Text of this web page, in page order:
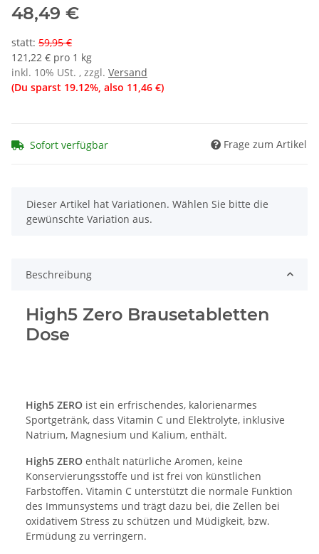
48,49 €
statt: 59,95 €
121,22 € pro 1 kg
inkl. 10% USt. , zzgl. Versand
(Du sparst 19.12%, also 11,46 €)
Sofort verfügbar Frage zum Artikel
x
Dieser Artikel hat Variationen. Wählen Sie bitte die
gewünschte Variation aus.
Beschreibung
High5 Zero Brausetabletten
Dose
High5 ZERO ist ein erfrischendes, kalorienarmes
Sportgetränk, dass Vitamin C und Elektrolyte, inklusive
Natrium, Magnesium und Kalium, enthält.
High5 ZERO enthält natürliche Aromen, keine
Konservierungsstoffe und ist frei von künstlichen
Farbstoffen. Vitamin C unterstützt die normale Funktion
des Immunsystems und trägt dazu bei, die Zellen bei
oxidativem Stress zu schützen und Müdigkeit, bzw.
Ermüdung zu verringern.